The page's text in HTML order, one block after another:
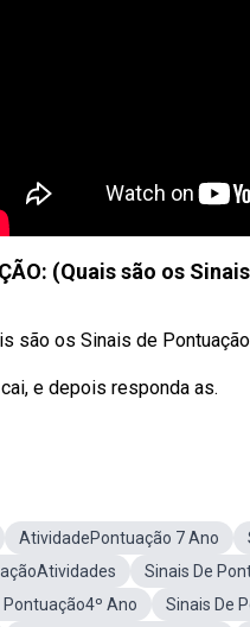
(Quais são os
são os Sinais de
e depois responda as.
AtividadePontuação 7 Ano
Sinais De
Ano
Sinais De